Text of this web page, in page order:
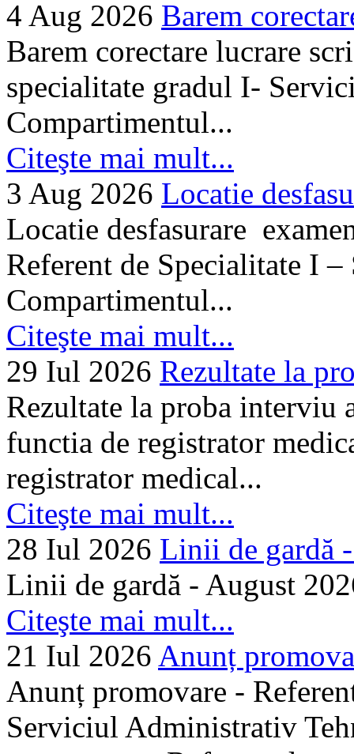
4 Aug 2026 Barem
Barem corectare lucrare
specialitate gradul I-
Compartimentul...
Citeşte mai mult...
3 Aug 2026 Locatie
Locatie desfasurare
Referent de Specialitate I
Compartimentul...
Citeşte mai mult...
29 Iul 2026 Rezultate la
Rezultate la proba interviu
functia de registrator
registrator medical...
Citeşte mai mult...
28 Iul 2026 Linii de gardă
Linii de gardă - August
Citeşte mai mult...
21 Iul 2026 Anunț
Anunț promovare -
Serviciul Administrativ